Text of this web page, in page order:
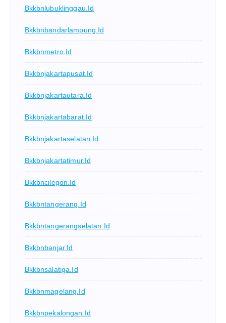
Bkkbnlubuklinggau.id
Bkkbnbandarlampung.id
Bkkbnmetro.id
Bkkbnjakartapusat.id
Bkkbnjakartautara.id
Bkkbnjakartabarat.id
Bkkbnjakartaselatan.id
Bkkbnjakartatimur.id
Bkkbncilegon.id
Bkkbntangerang.id
Bkkbntangerangselatan.id
Bkkbnbanjar.id
Bkkbnsalatiga.id
Bkkbnmagelang.id
Bkkbnpekalongan.id